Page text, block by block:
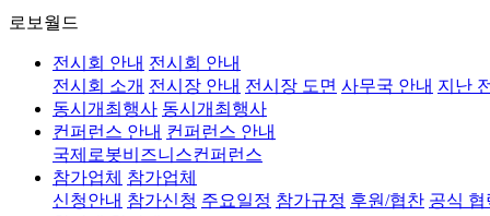
로보월드
전시회 안내 전시회 안내
전시회 소개 전시장 안내 전시장 도면 사무국 안내 지난
동시개최행사 동시개최행사
컨퍼런스 안내 컨퍼런스 안내
국제로봇비즈니스컨퍼런스
참가업체 참가업체
신청안내 참가신청 주요일정 참가규정 후원/협찬 공식 협